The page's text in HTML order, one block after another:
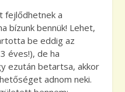
fejlődhetnek a
bízunk bennük! Lehet,
be eddig az
éves!), de ha
ezután betartsa, akkor
adnom neki.